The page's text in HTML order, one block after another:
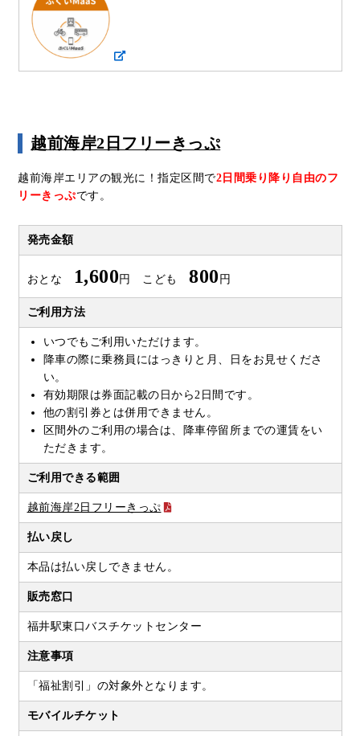
越前海岸2日フリーきっぷ
越前海岸エリアの観光に！指定区間で2日間乗り降り自由のフ
リーきっぷです。
発売金額
おとな 1,600 円 こども 800 円
ご利用方法
いつでもご利用いただけます。
降車の際に乗務員にはっきりと月、日をお見せくださ
い。
有効期限は券面記載の日から2日間です。
他の割引券とは併用できません。
区間外のご利用の場合は、降車停留所までの運賃をい
ただきます。
ご利用できる範囲
越前海岸2日フリーきっぷ
払い戻し
本品は払い戻しできません。
販売窓口
福井駅東口バスチケットセンター
注意事項
「福祉割引」の対象外となります。
モバイルチケット